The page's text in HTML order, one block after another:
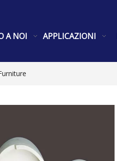
A NOI APPLICAZIONI